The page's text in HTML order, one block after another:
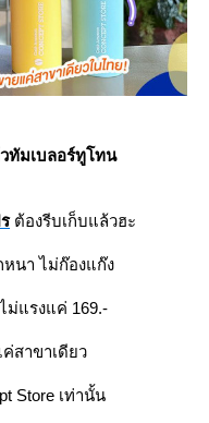
ทัมเบลอร์ทูโทน
ต้องรีบเก็บแล้วฮะ
นา ไม่ก๊องแก๊ง
ม่แรงแค่ 169.-
สาขาเดียว
Store เท่านั้น